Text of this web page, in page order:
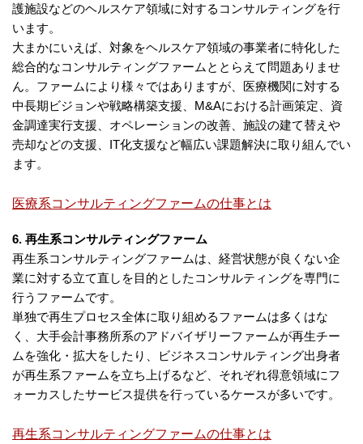
護施設などのヘルスケア領域に対するコンサルティングを行
います。
大まかにいえば、対象をヘルスケア領域の事業者に特化した
総合的なコンサルティングファームととらえて問題ありませ
ん。ファームにより様々ではありますが、医療機関に対する
中長期ビジョンや戦略構築支援、M&Aにおける計画策定、資
金調達実行支援、オペレーションの改善、施設の建て替えや
売却などの支援、IT化支援など幅広い課題解決に取り組んでい
ます。
医療系コンサルティングファームの仕事とは
6. 再生系コンサルティングファーム
再生系コンサルティングファームは、経営状態が良くない企
業に対する立て直しを目的としたコンサルティングを専門に
行うファームです。
単独で再生プロセス全体に取り組めるファームは多くはな
く、大手会計事務所系のアドバイザリーファームが再生チー
ムを強化・拡大をしたり、ビジネスコンサルティング出身者
が再生系ファームを立ち上げるなど、それぞれ得意領域にフ
ォーカスしたサービス提供を行っているケースが多いです。
再生系コンサルティングファームの仕事とは